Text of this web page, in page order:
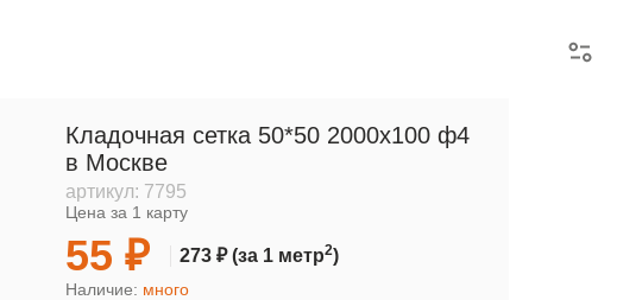
Кладочная сетка 50*50 2000х100 ф4
в Москве
артикул: 7795
Цена за 1 карту
55 ₽ 273 ₽(за 1 метр2)
Наличие: много